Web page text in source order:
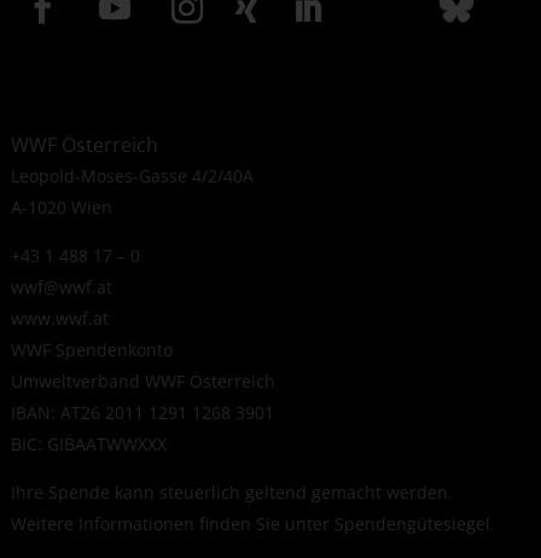
WWF Österreich
Leopold-Moses-Gasse 4/2/40A
A-1020 Wien
+43 1 488 17 – 0
wwf@wwf.at
www.wwf.at
WWF Spendenkonto
Umweltverband WWF Österreich
IBAN: AT26 2011 1291 1268 3901
BIC: GIBAATWWXXX
Ihre Spende kann steuerlich geltend gemacht werden.
Weitere Informationen finden Sie unter Spendengütesiegel.